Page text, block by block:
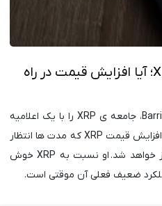
پیش بینی قیمت ریپل XRP؛ آیا افزایش قیمت در راه
مفسر حرفه ای ارز ریپل (XRP)، BarriC، جامعه ی XRP را با یک اعلامیه
ی جسورانه هیجان زده کرده است: افزایش قیمت XRP که مدت ها انتظار
می رفت، تنها در ۳۰ روز آینده آغاز خواهد شد. او نسبت به XRP خوش
ضعیف فعلی آن موقتی است.